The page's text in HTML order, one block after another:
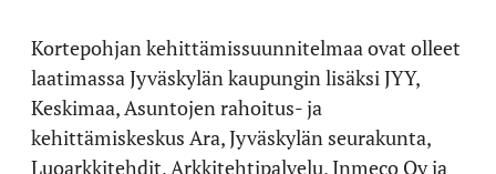
Kortepohjan kehittämissuunnitelmaa ovat olleet
laatimassa Jyväskylän kaupungin lisäksi JYY,
Keskimaa, Asuntojen rahoitus- ja
kehittämiskeskus Ara, Jyväskylän seurakunta,
Luoarkkitehdit, Arkkitehtipalvelu, Inmeco Oy ja